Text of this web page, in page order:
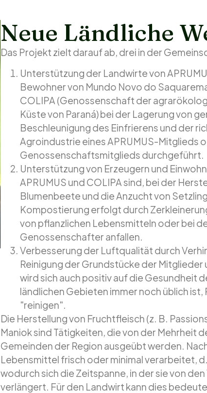
Neue Ländliche
Das Projekt zielt darauf ab, drei in der
Unterstützung der Landwirte von
Bewohner von Mundo Novo do
COLIPA (Genossenschaft der
Küste von Paraná) bei der Lagerung von
Beschleunigung des Einfrierens und der
Agroindustrie eines APRUMUS-Mitglieds
Genossenschaftsmitglieds durchgeführt.
Unterstützung von Erzeugern und
APRUMUS und COLIPA sind, bei der
Blumenbeete und die Anzucht von
Kompostierung erfolgt durch
von pflanzlichen Lebensmitteln oder bei
Genossenschafter anfallen.
Verbesserung der Luftqualität durch
Reinigung der Grundstücke der
wird sich auch positiv auf die Gesundheit
ländlichen Gebieten immer noch üblich
"reinigen".
Die Herstellung von Fruchtfleisch (z. B.
Maniok sind Tätigkeiten, die von der Mehrheit
Gemeinden der Region ausgeübt werden.
Lebensmittel frisch oder minimal verarbeitet,
wodurch sich die Zeitspanne, in der sie von
verlängert. Für den Landwirt kann dies